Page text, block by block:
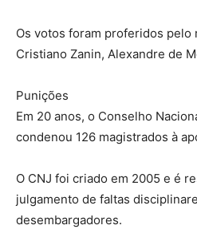
Os votos foram proferidos
Cristiano Zanin, Alexandre de
Punições
Em 20 anos, o Conselho
condenou 126 magistrados à
O CNJ foi criado em 2005 e é
julgamento de faltas
desembargadores.